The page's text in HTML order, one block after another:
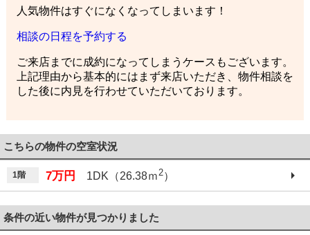
人気物件はすぐになくなってしまいます！
相談の日程を予約する
ご来店までに成約になってしまうケースもございます。
上記理由から基本的にはまず来店いただき、物件相談を
した後に内見を行わせていただいております。
こちらの物件の空室状況
1階 7万円 1DK（26.38ｍ 2）
条件の近い物件が見つかりました